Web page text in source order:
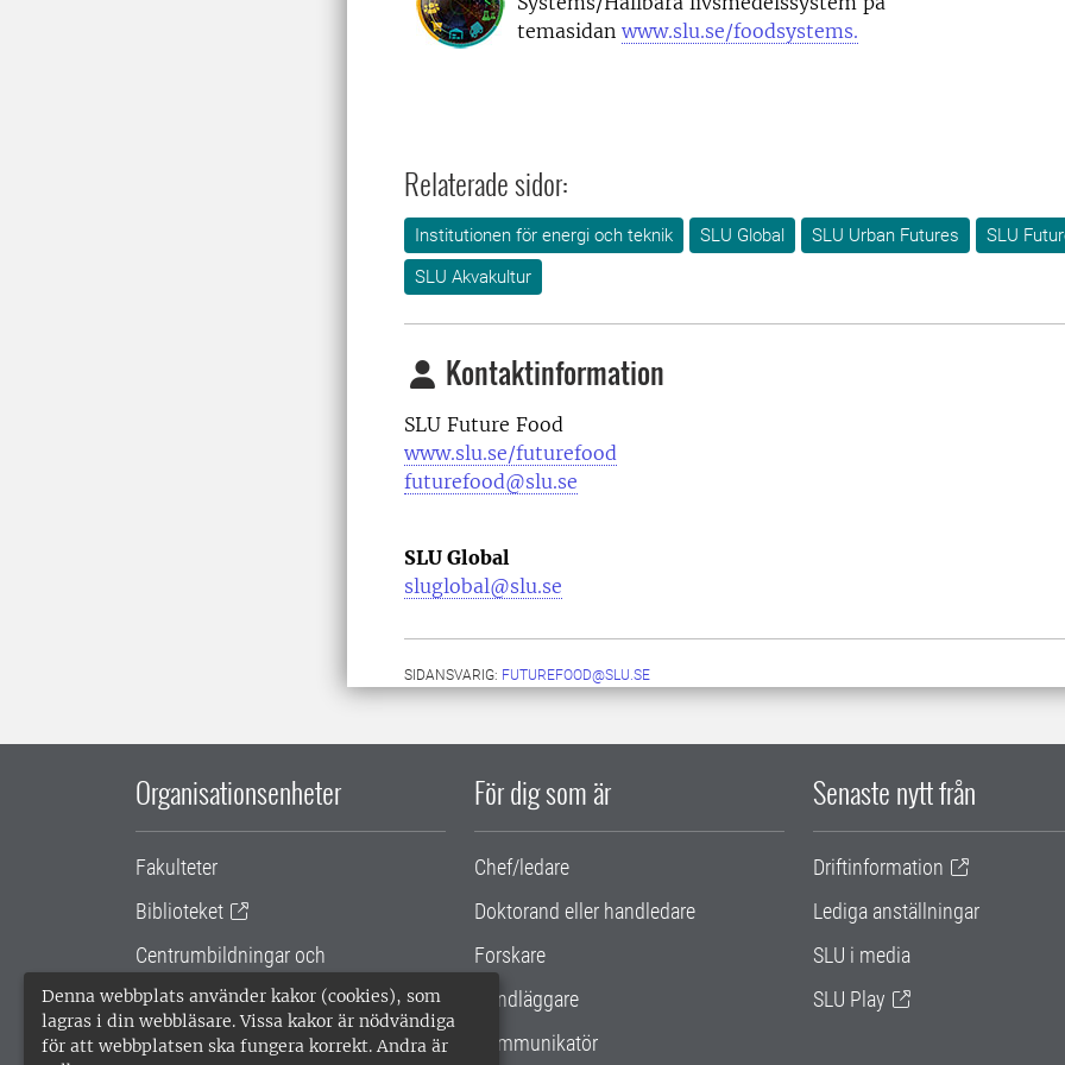
Denna webbplats använder kakor (cookies), som
lagras i din webbläsare. Vissa kakor är nödvändiga
för att webbplatsen ska fungera korrekt. Andra är
temasidan www.slu.se/foodsystems.
Relaterade sidor:
Institutionen för energi och teknik SLU Global SLU Urban Futures
SLU
SLU Akvakultur
Kontaktinformation
SLU Future Food
www.slu.se/futurefood
futurefood@slu.se
SLU Global
sluglobal@slu.se
SIDANSVARIG: FUTUREFOOD@SLU.SE
Organisationsenheter
Fakulteter
Biblioteket
Centrumbildningar och
samarbetsprojekt
Gemensamma verksamhetsstödet
För dig som är
Chef/ledare
Doktorand eller handledare
Forskare
Handläggare
Kommunikatör
Senaste nytt från
Driftinformation
Lediga anställningar
SLU i media
SLU Play